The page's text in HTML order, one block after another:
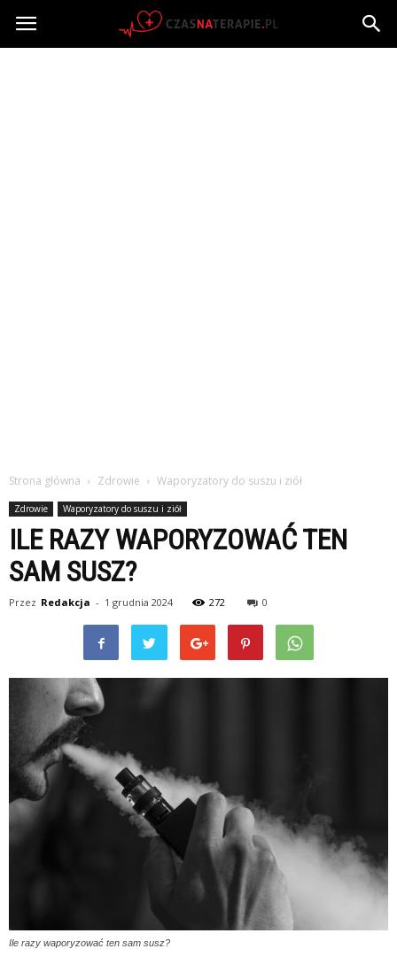
Czasnaterapie.pl
Strona główna Zdrowie Waporyzatory do suszu i ziół
Zdrowie Waporyzatory do suszu i ziół
ILE RAZY WAPORYZOWAĆ TEN
SAM SUSZ?
Przez Redakcja - 1 grudnia 2024 272 0
Ile razy waporyzować ten sam susz?